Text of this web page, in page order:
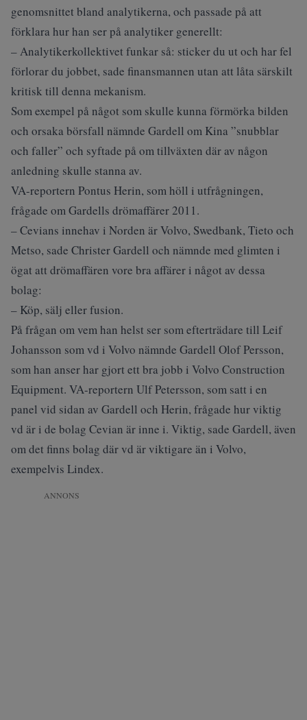
genomsnittet bland analytikerna, och passade på att
förklara hur han ser på analytiker generellt:
– Analytikerkollektivet funkar så: sticker du ut och har fel
förlorar du jobbet, sade finansmannen utan att låta särskilt
kritisk till denna mekanism.
Som exempel på något som skulle kunna förmörka bilden
och orsaka börsfall nämnde Gardell om Kina ”snubblar
och faller” och syftade på om tillväxten där av någon
anledning skulle stanna av.
VA-reportern Pontus Herin, som höll i utfrågningen,
frågade om Gardells drömaffärer 2011.
– Cevians innehav i Norden är Volvo, Swedbank, Tieto och
Metso, sade Christer Gardell och nämnde med glimten i
ögat att drömaffären vore bra affärer i något av dessa
bolag:
– Köp, sälj eller fusion.
På frågan om vem han helst ser som efterträdare till Leif
Johansson som vd i Volvo nämnde Gardell Olof Persson,
som han anser har gjort ett bra jobb i Volvo Construction
Equipment. VA-reportern Ulf Petersson, som satt i en
panel vid sidan av Gardell och Herin, frågade hur viktig
vd är i de bolag Cevian är inne i. Viktig, sade Gardell, även
om det finns bolag där vd är viktigare än i Volvo,
exempelvis Lindex.
ANNONS